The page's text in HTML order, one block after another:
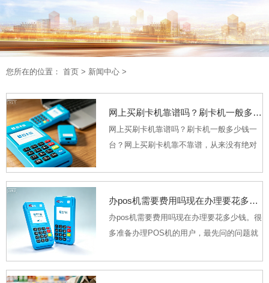
您所在的位置： 首页 > 新闻中心 >
网上买刷卡机靠谱吗？刷卡机一般多少钱一台？
网上买刷卡机靠谱吗？刷卡机一般多少钱一
台？网上买刷卡机靠不靠谱，从来没有绝对
低价下单，到手...
办pos机需要费用吗现在办理要花多少钱
办pos机需要费用吗现在办理要花多少钱。很
多准备办理POS机的用户，最先问的问题就
场里，POS机的费用构成已经完全透明，没